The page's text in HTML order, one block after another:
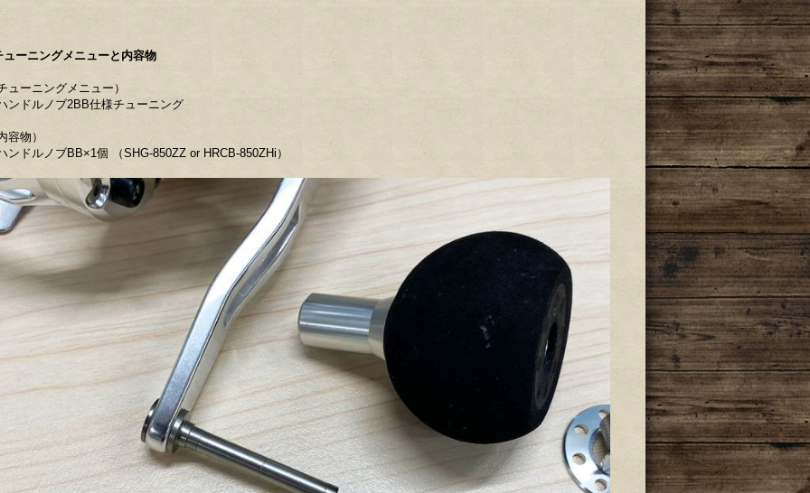
ューニングメニューと内容物
ューニングメニュー）
ンドルノブ2BB仕様チューニング
容物）
ンドルノブBB×1個 （SHG-850ZZ or HRCB-850ZHi）